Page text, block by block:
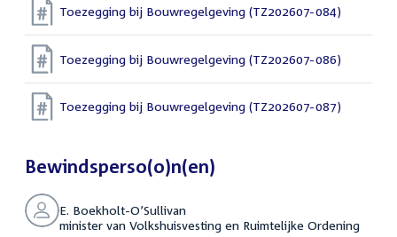
Toezegging bij Bouwregelgeving (TZ202607-084)
Toezegging bij Bouwregelgeving (TZ202607-086)
Toezegging bij Bouwregelgeving (TZ202607-087)
Bewindsperso(o)n(en)
E. Boekholt-O’Sullivan
minister van Volkshuisvesting en Ruimtelijke Ordening